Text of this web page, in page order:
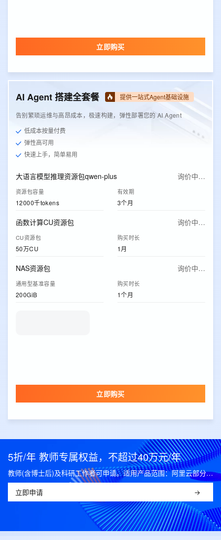
立即购买
AI Agent 搭建全套餐 提供一站式Agent基础设施
告别繁琐运维与高昂成本，极速构建，弹性部署您的 AI Agent
低成本按量付费
弹性高可用
快速上手，简单易用
大语言模型推理资源包qwen-plus 询价中…
资源包容量
12000千tokens
有效期
3个月
函数计算CU资源包 询价中…
CU资源包
50万CU
购买时长
1月
NAS资源包 询价中…
通用型基准容量
200GiB
购买时长
1个月
立即购买
5折/年 教师专属权益，不超过40万元/年
教师(含博士后)及科研工作者可申请。适用产品范围：阿里云部分公共云产品，可开科研发票。
立即申请